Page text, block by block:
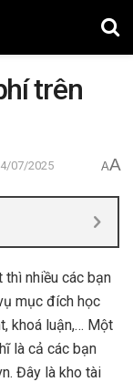
trên
07/2025 AA
thì nhiều các bạn
mục đích học
khoá luận,… Một
là cả các bạn
Đây là kho tài